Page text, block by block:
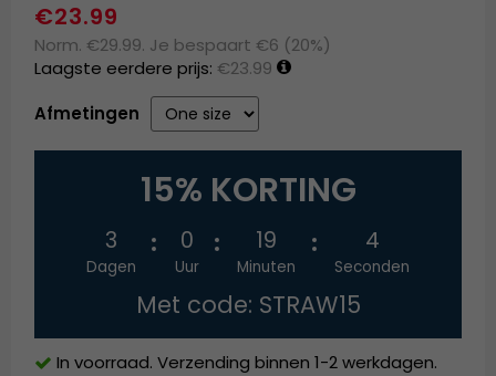
€23.99
Norm. €29.99. Je bespaart €6 (20%)
Laagste eerdere prijs: €23.99
Afmetingen
15% KORTING
3
Dagen
0
Uur
19
Minuten
4
Seconden
Met code: STRAW15
In voorraad. Verzending binnen 1-2 werkdagen.